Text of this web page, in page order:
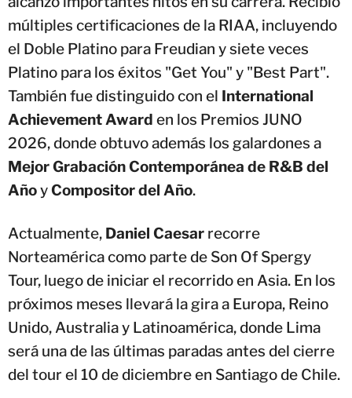
múltiples certificaciones de la RIAA, incluyendo
el Doble Platino para Freudian y siete veces
Platino para los éxitos "Get You" y "Best Part".
También fue distinguido con el International
Achievement Award en los Premios JUNO
2026, donde obtuvo además los galardones a
Mejor Grabación Contemporánea de R&B del
AñoyCompositor del Año.
Actualmente, Daniel Caesar recorre
Norteamérica como parte de Son Of Spergy
Tour, luego de iniciar el recorrido en Asia. En los
próximos meses llevará la gira a Europa, Reino
Unido, Australia y Latinoamérica, donde Lima
será una de las últimas paradas antes del cierre
del tour el 10 de diciembre en Santiago de Chile.